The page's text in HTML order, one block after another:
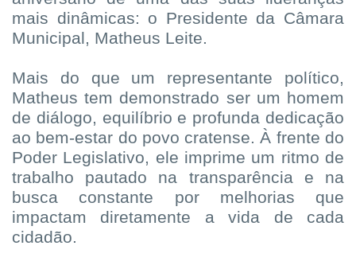
mais dinâmicas: o Presidente da Câmara
Municipal, Matheus Leite.
Mais do que um representante político,
Matheus tem demonstrado ser um homem
de diálogo, equilíbrio e profunda dedicação
ao bem-estar do povo cratense. À frente do
Poder Legislativo, ele imprime um ritmo de
trabalho pautado na transparência e na
busca constante por melhorias que
impactam diretamente a vida de cada
cidadão.